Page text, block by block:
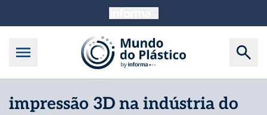
impressão 3D na indústria do